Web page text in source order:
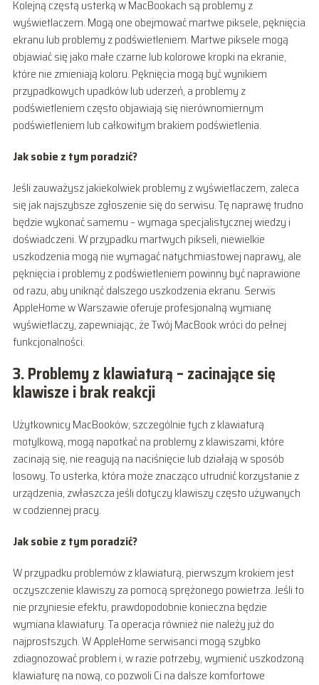
Kolejną częstą usterką w MacBookach są problemy z
wyświetlaczem. Mogą one obejmować martwe piksele, pęknięcia
ekranu lub problemy z podświetleniem. Martwe piksele mogą
objawiać się jako małe czarne lub kolorowe kropki na ekranie,
które nie zmieniają koloru. Pęknięcia mogą być wynikiem
przypadkowych upadków lub uderzeń, a problemy z
podświetleniem często objawiają się nierównomiernym
podświetleniem lub całkowitym brakiem podświetlenia.
Jak sobie z tym poradzić?
Jeśli zauważysz jakiekolwiek problemy z wyświetlaczem, zaleca
się jak najszybsze zgłoszenie się do serwisu. Tę naprawę trudno
będzie wykonać samemu – wymaga specjalistycznej wiedzy i
doświadczeni. W przypadku martwych pikseli, niewielkie
uszkodzenia mogą nie wymagać natychmiastowej naprawy, ale
pęknięcia i problemy z podświetleniem powinny być naprawione
od razu, aby uniknąć dalszego uszkodzenia ekranu. Serwis
AppleHome w Warszawie oferuje profesjonalną wymianę
wyświetlaczy, zapewniając, że Twój MacBook wróci do pełnej
funkcjonalności.
3. Problemy z klawiaturą – zacinające się
klawisze i brak reakcji
Użytkownicy MacBooków, szczególnie tych z klawiaturą
motylkową, mogą napotkać na problemy z klawiszami, które
zacinają się, nie reagują na naciśnięcie lub działają w sposób
losowy. To usterka, która może znacząco utrudnić korzystanie z
urządzenia, zwłaszcza jeśli dotyczy klawiszy często używanych
w codziennej pracy.
Jak sobie z tym poradzić?
W przypadku problemów z klawiaturą, pierwszym krokiem jest
oczyszczenie klawiszy za pomocą sprężonego powietrza. Jeśli to
nie przyniesie efektu, prawdopodobnie konieczna będzie
wymiana klawiatury. Ta operacja również nie należy już do
najprostszych. W AppleHome serwisanci mogą szybko
zdiagnozować problem i, w razie potrzeby, wymienić uszkodzoną
klawiaturę na nową, co pozwoli Ci na dalsze komfortowe